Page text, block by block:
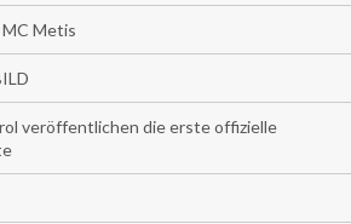
Metis
veröffentlichen die erste offizielle